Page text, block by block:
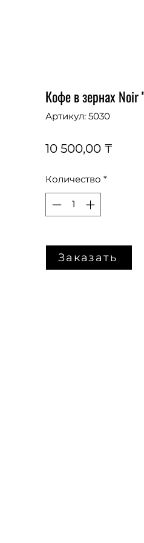
Кофе в зернах Noir
Артикул: 5030
10 500,00 ₸
Количество *
Заказать